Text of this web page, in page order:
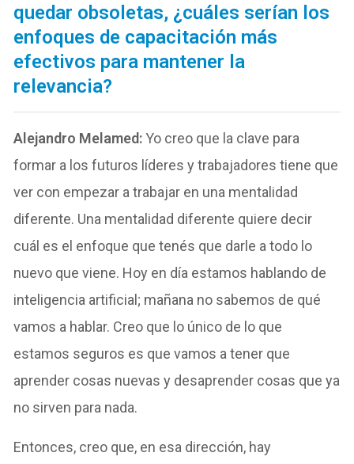
quedar obsoletas, ¿cuáles serían los
enfoques de capacitación más
efectivos para mantener la
relevancia?
Alejandro Melamed:Yo creo que la clave para
formar a los futuros líderes y trabajadores tiene que
ver con empezar a trabajar en una mentalidad
diferente. Una mentalidad diferente quiere decir
cuál es el enfoque que tenés que darle a todo lo
nuevo que viene. Hoy en día estamos hablando de
inteligencia artificial; mañana no sabemos de qué
vamos a hablar. Creo que lo único de lo que
estamos seguros es que vamos a tener que
aprender cosas nuevas y desaprender cosas que ya
no sirven para nada.
Entonces, creo que, en esa dirección, hay